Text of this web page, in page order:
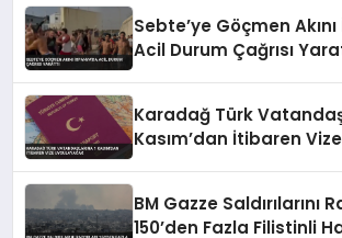
Sebte’ye Göçmen
Acil Durum Çağrısı
Karadağ Türk
Kasım’dan İtibaren
BM Gazze Saldırılarını
150’den Fazla Filistinli